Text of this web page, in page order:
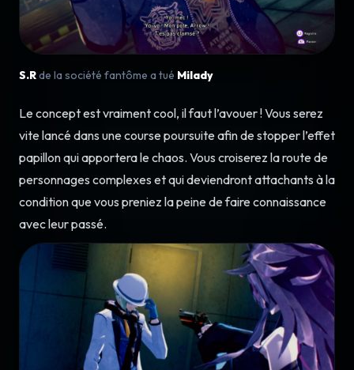
S.Rde la société fantôme a tué Milady
Le concept est vraiment cool, il faut l’avouer ! Vous serez
vite lancé dans une course poursuite afin de stopper l’effet
papillon qui apportera le chaos. Vous croiserez la route de
personnages complexes et qui deviendront attachants à la
condition que vous preniez la peine de faire connaissance
avec leur passé.